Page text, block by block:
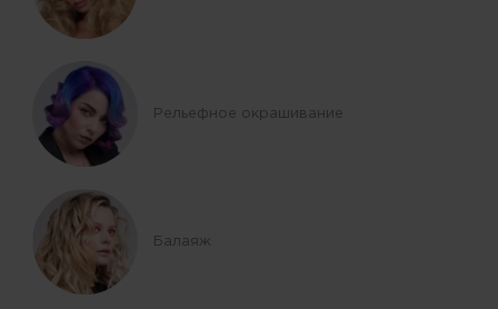
Рельефное окрашивание
Балаяж